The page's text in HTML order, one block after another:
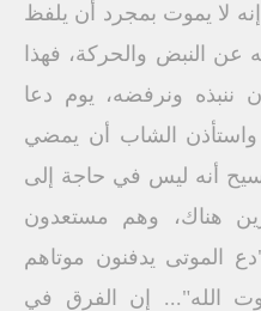
لا يموت بمجرد أن يلفظ
عن النبض والحركة، فهذا
ننبذه ونرفضه، يوم دعا
واستأذن الشاب أن يمضي
أنه ليس في حاجة إلى
هناك، وهم مستعدون
الموتى يدفنون موتاهم
الله"... إن الفرق في